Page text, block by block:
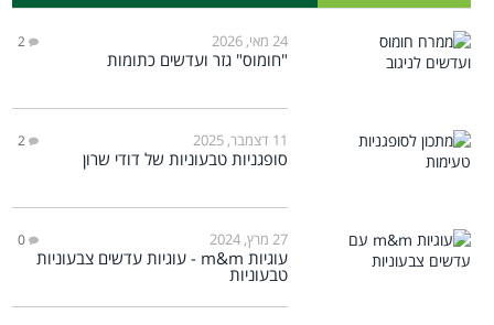
24 מאי, 2026 2
"חומוס" גזר ועדשים כתומות
11 דצמבר, 2025 2
סופגניות טבעוניות של דודי שרון
27 מרץ, 2024 0
עוגיות m&m - עוגיות עדשים צבעוניות
טבעוניות